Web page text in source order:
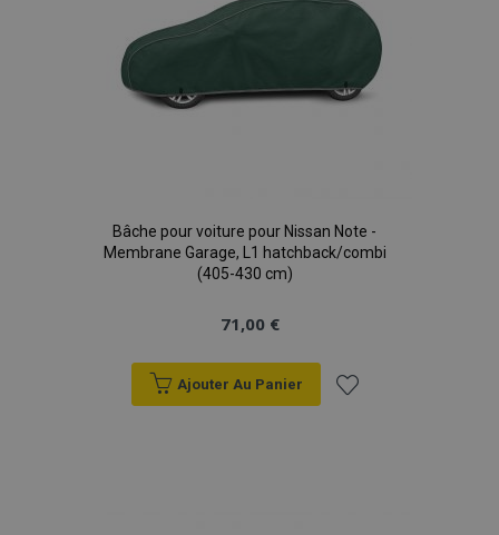
Bâche pour voiture pour Nissan Note -
Membrane Garage, L1 hatchback/combi
(405-430 cm)
71,00 €
Ajouter Au Panier